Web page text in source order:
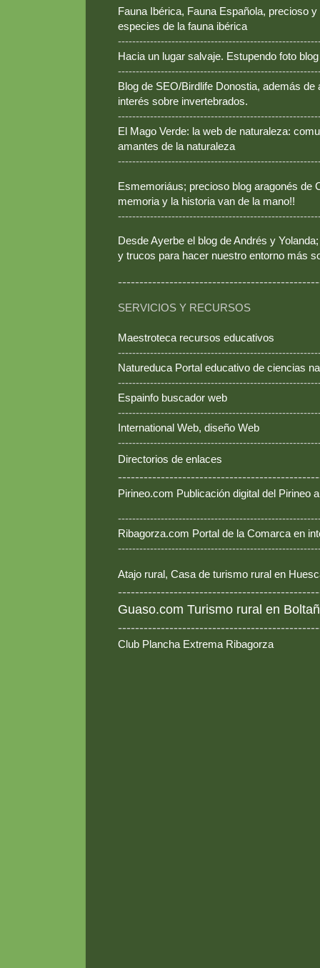
Fauna Ibérica, Fauna Española, precioso
especies de la fauna ibérica
Hacia un lugar salvaje. Estupendo foto
Blog de SEO/Birdlife Donostia, además
interés sobre invertebrados.
El Mago Verde: la web de naturaleza:
amantes de la naturaleza
Esmemoriáus; precioso blog aragonés de
memoria y la historia van de la mano!!
Desde Ayerbe el blog de Andrés y
y trucos para hacer nuestro entorno más
SERVICIOS Y RECURSOS
Maestroteca recursos educativos
Natureduca Portal educativo de ciencias
Espainfo buscador web
International Web, diseño Web
Directorios de enlaces
Pirineo.com Publicación digital del Pirineo
Ribagorza.com Portal de la Comarca en
Atajo rural, Casa de turismo rural en
Guaso.com Turismo rural en
Club Plancha Extrema Ribagorza